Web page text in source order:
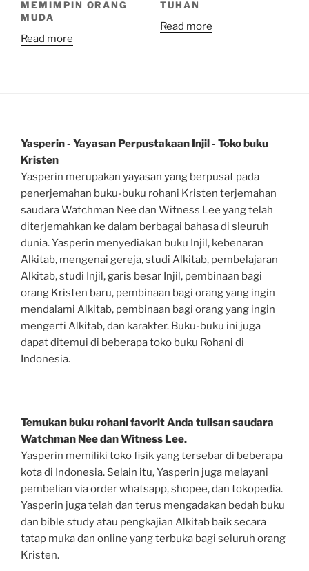
MEMIMPIN ORANG
MUDA
Read more
TUHAN
Read more
Yasperin - Yayasan Perpustakaan Injil - Toko buku
Kristen
Yasperin merupakan yayasan yang berpusat pada
penerjemahan buku-buku rohani Kristen terjemahan
saudara Watchman Nee dan Witness Lee yang telah
diterjemahkan ke dalam berbagai bahasa di sleuruh
dunia. Yasperin menyediakan buku Injil, kebenaran
Alkitab, mengenai gereja, studi Alkitab, pembelajaran
Alkitab, studi Injil, garis besar Injil, pembinaan bagi
orang Kristen baru, pembinaan bagi orang yang ingin
mendalami Alkitab, pembinaan bagi orang yang ingin
mengerti Alkitab, dan karakter. Buku-buku ini juga
dapat ditemui di beberapa toko buku Rohani di
Indonesia.
Temukan buku rohani favorit Anda tulisan saudara
Watchman Nee dan Witness Lee.
Yasperin memiliki toko fisik yang tersebar di beberapa
kota di Indonesia. Selain itu, Yasperin juga melayani
pembelian via order whatsapp, shopee, dan tokopedia.
Yasperin juga telah dan terus mengadakan bedah buku
dan bible study atau pengkajian Alkitab baik secara
tatap muka dan online yang terbuka bagi seluruh orang
Kristen.